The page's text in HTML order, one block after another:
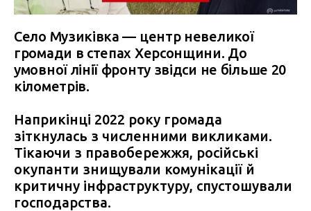
Село Музиківка — центр невеликої
громади в степах Херсонщини. До
умовної лінії фронту звідси не більше 20
кілометрів.
Наприкінці 2022 року громада
зіткнулась з численними викликами.
Тікаючи з правобережжя, російські
окупанти знищували комунікації й
критичну інфраструктуру, спустошували
господарства.